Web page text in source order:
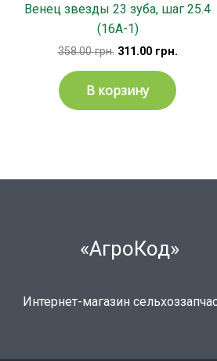
Венец звезды 23 зуба, шаг 25.4
(16А-1)
358.00грн. 311.00 грн.
В корзину
«АгроКод»
Интернет-магазин